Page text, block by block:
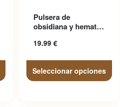
Pulsera de
obsidiana y hematita
protección ojo...
19.99 €
Seleccionar opciones
múltiples variantes. Las
opciones se pueden elegir
en la página de producto